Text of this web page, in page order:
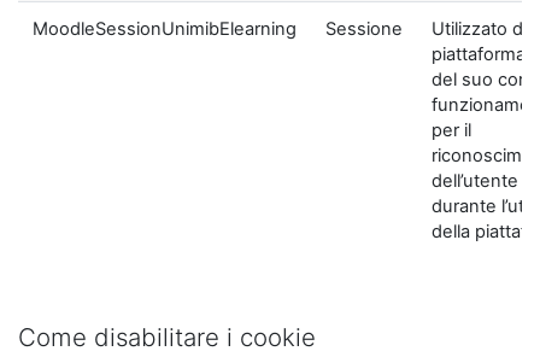
MoodleSessionUnimibElearning Sessione
Utilizzato
piattaforma
del suo
per il
dell’utente
durante
della
Come disabilitare i cookie